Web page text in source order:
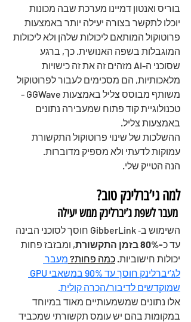
בוריס ואנטון דמיינו מערכת שבה מכונות
יוכלו לתקשר בצורה יעילה יותר באמצעות
פרוטוקול המותאם ליכולות שלהן ולא ליכולות
המוגבלות בשפה האנושית. כך, ברגע
שסוכני ה-AI מזהים זה את זה כישויות
מלאכותיות, הם מסכימים לעבור לפרוטוקול
משותף מבוסס צליל באמצעות GGWave -
טכנולוגיית קוד פתוח שמעבירה נתונים
באמצעות צליל.
ההשלכות של שינוי פרוטוקול התקשורת
עמוקות לדעתי ולא מספיק מדוברות.
הנה הטייק שלי.
למה גי’ברלינק טוב?
השימוש ב‑ GibberLink חוסך לסוכני הבינה
עד כ-80% בזמן התקשורת
, ומבזבז פחות
יכולות חישוביות. כמה פחות? מעבר
שמוקדשים לדיבור/הכרה קולית
אלו נתונים שמשמעותיים מאוד במיוחד
במקומות בהם יש עומס תקשורתי שמכביד